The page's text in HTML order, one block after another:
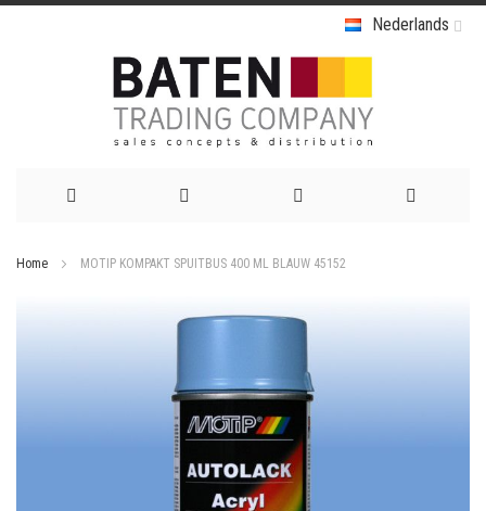
Nederlands
Home MOTIP KOMPAKT SPUITBUS 400 ML BLAUW 45152